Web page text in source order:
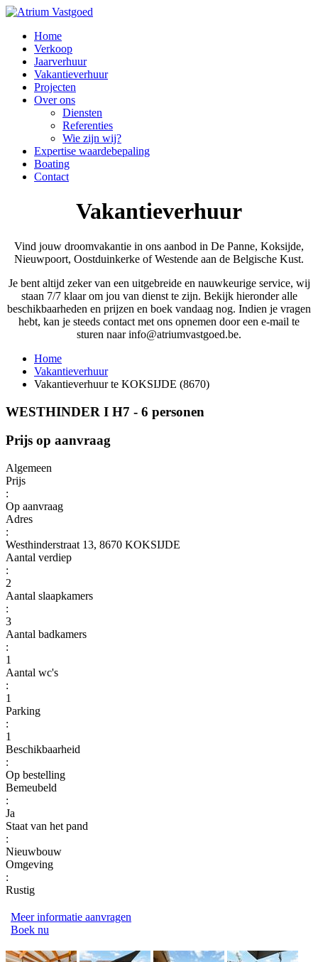
Home
Verkoop
Jaarverhuur
Vakantieverhuur
Projecten
Over ons
Diensten
Referenties
Wie zijn wij?
Expertise waardebepaling
Boating
Contact
Vakantieverhuur
Vind jouw droomvakantie in ons aanbod in De Panne, Koksijde,
Nieuwpoort, Oostduinkerke of Westende aan de Belgische Kust.
Je bent altijd zeker van een uitgebreide en nauwkeurige service, wij
staan 7/7 klaar om jou van dienst te zijn. Bekijk hieronder alle
beschikbaarheden en prijzen en boek vandaag nog. Indien je vragen
hebt, kan je steeds contact met ons opnemen door een e-mail te
sturen naar info@atriumvastgoed.be.
Home
Vakantieverhuur
Vakantieverhuur te KOKSIJDE (8670)
WESTHINDER I H7 - 6 personen
Prijs op aanvraag
Algemeen
Prijs
:
Op aanvraag
Adres
:
Westhinderstraat 13, 8670 KOKSIJDE
Aantal verdiep
:
2
Aantal slaapkamers
:
3
Aantal badkamers
:
1
Aantal wc's
:
1
Parking
:
1
Beschikbaarheid
:
Op bestelling
Bemeubeld
:
Ja
Staat van het pand
:
Nieuwbouw
Omgeving
:
Rustig
Meer informatie aanvragen
Boek nu